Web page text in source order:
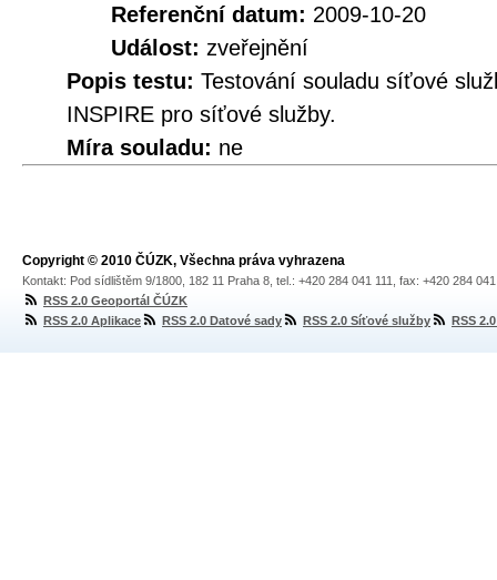
Referenční datum: 2009-10-20
Událost: zveřejnění
Popis testu: Testování souladu síťové
INSPIRE pro síťové služby.
Míra souladu: ne
Copyright © 2010 ČÚZK, Všechna práva vyhrazena
Kontakt: Pod sídlištěm 9/1800, 182 11 Praha 8, tel.: +420 284 041 111, fax: +420 284
RSS 2.0 Geoportál ČÚZK
RSS 2.0 Aplikace
RSS 2.0 Datové sady RSS 2.0 Síťové služby RSS